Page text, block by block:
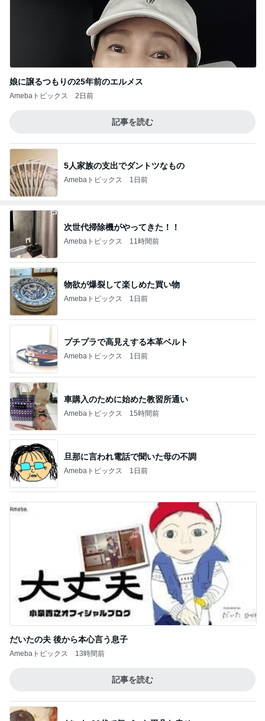
娘に譲るつもりの25年前のエルメス
Amebaトピックス 2日前
記事を読む
5人家族の支出でダントツなもの
Amebaトピックス 1日前
次世代掃除機がやってきた！！
Amebaトピックス 11時間前
物欲が爆裂して楽しめた買い物
Amebaトピックス 1日前
プチプラで高見えする本革ベルト
Amebaトピックス 1日前
車購入のために始めた教習所通い
Amebaトピックス 15時間前
旦那に言われ電話で聞いた母の不調
Amebaトピックス 1日前
だいたの夫 後から本心言う息子
Amebaトピックス 13時間前
記事を読む